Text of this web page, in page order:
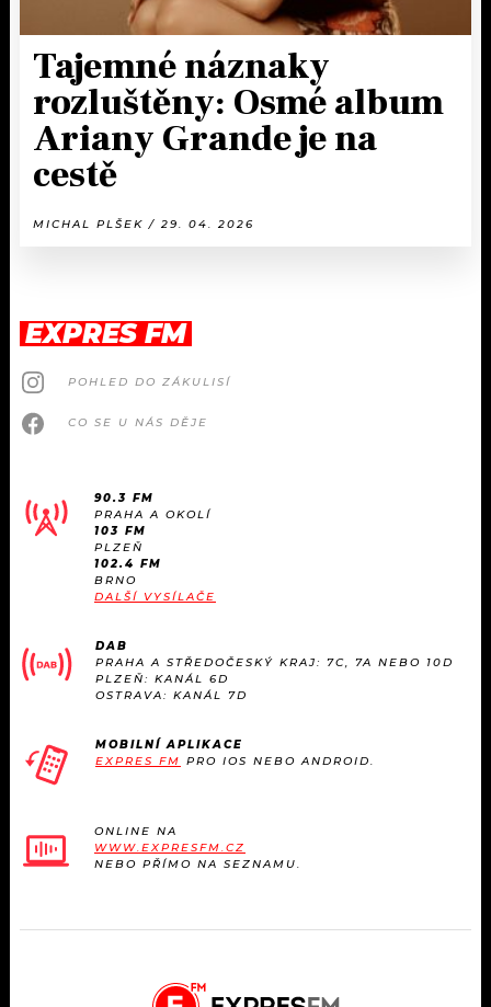
Tajemné náznaky
rozluštěny: Osmé album
Ariany Grande je na
cestě
MICHAL PLŠEK / 29. 04. 2026
EXPRES FM
POHLED DO ZÁKULISÍ
CO SE U NÁS DĚJE
90.3 FM
PRAHA A OKOLÍ
103 FM
PLZEŇ
102.4 FM
BRNO
DALŠÍ VYSÍLAČE
DAB
PRAHA A STŘEDOČESKÝ KRAJ: 7C, 7A NEBO 10D
PLZEŇ: KANÁL 6D
OSTRAVA: KANÁL 7D
MOBILNÍ APLIKACE
EXPRES FM PRO IOS NEBO ANDROID.
ONLINE NA
WWW.EXPRESFM.CZ
NEBO PŘÍMO NA SEZNAMU.